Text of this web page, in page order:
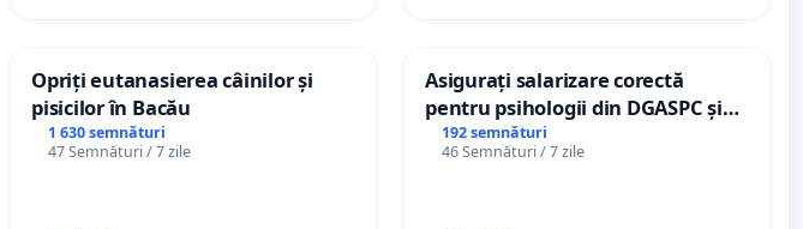
Opriți eutanasierea câinilor și
pisicilor în Bacău
1 630 semnături
47 Semnături / 7 zile
Asigurați salarizare corectă
pentru psihologii din DGASPC și
spitale
192 semnături
46 Semnături / 7 zile